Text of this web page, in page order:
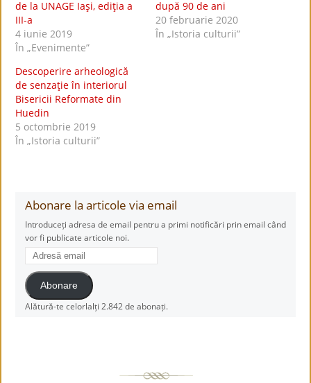
de la UNAGE Iaşi, ediţia a
III-a
4 iunie 2019
În „Evenimente”
după 90 de ani
20 februarie 2020
În „Istoria culturii”
Descoperire arheologică
de senzaţie în interiorul
Bisericii Reformate din
Huedin
5 octombrie 2019
În „Istoria culturii”
Abonare la articole via email
Introduceți adresa de email pentru a primi notificări prin email când
vor fi publicate articole noi.
Adresă
email
Abonare
Alătură-te celorlalți 2.842 de abonați.